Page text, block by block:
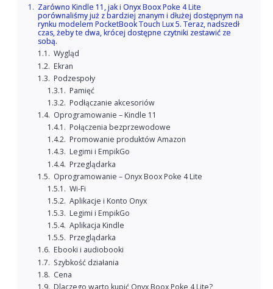
Zarówno Kindle 11, jak i Onyx Boox Poke 4 Lite
porównaliśmy już z bardziej znanym i dłużej dostępnym na
rynku modelem PocketBook Touch Lux 5. Teraz, nadszedł
czas, żeby te dwa, krócej dostępne czytniki zestawić ze
sobą.
Wygląd
Ekran
Podzespoły
Pamięć
Podłączanie akcesoriów
Oprogramowanie – Kindle 11
Połączenia bezprzewodowe
Promowanie produktów Amazon
Legimi i EmpikGo
Przeglądarka
Oprogramowanie – Onyx Boox Poke 4 Lite
Wi-Fi
Aplikacje i Konto Onyx
Legimi i EmpikGo
Aplikacja Kindle
Przeglądarka
Ebooki i audiobooki
Szybkość działania
Cena
Dlaczego warto kupić Onyx Boox Poke 4 Lite?